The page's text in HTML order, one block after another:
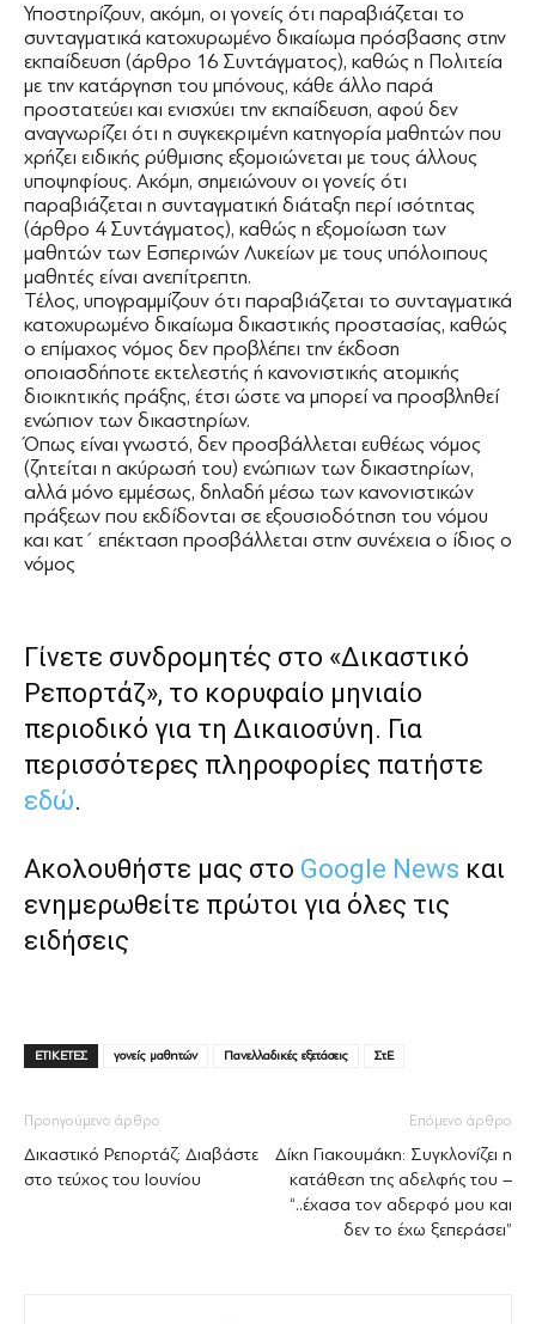
Υποστηρίζουν, ακόμη, οι γονείς ότι παραβιάζεται το
συνταγματικά κατοχυρωμένο δικαίωμα πρόσβασης στην
εκπαίδευση (άρθρο 16 Συντάγματος), καθώς η Πολιτεία
με την κατάργηση του μπόνους, κάθε άλλο παρά
προστατεύει και ενισχύει την εκπαίδευση, αφού δεν
αναγνωρίζει ότι η συγκεκριμένη κατηγορία μαθητών που
χρήζει ειδικής ρύθμισης εξομοιώνεται με τους άλλους
υποψηφίους. Ακόμη, σημειώνουν οι γονείς ότι
παραβιάζεται η συνταγματική διάταξη περί ισότητας
(άρθρο 4 Συντάγματος), καθώς η εξομοίωση των
μαθητών των Εσπερινών Λυκείων με τους υπόλοιπους
μαθητές είναι ανεπίτρεπτη.
Τέλος, υπογραμμίζουν ότι παραβιάζεται το συνταγματικά
κατοχυρωμένο δικαίωμα δικαστικής προστασίας, καθώς
ο επίμαχος νόμος δεν προβλέπει την έκδοση
οποιασδήποτε εκτελεστής ή κανονιστικής ατομικής
διοικητικής πράξης, έτσι ώστε να μπορεί να προσβληθεί
ενώπιον των δικαστηρίων.
Όπως είναι γνωστό, δεν προσβάλλεται ευθέως νόμος
(ζητείται η ακύρωσή του) ενώπιων των δικαστηρίων,
αλλά μόνο εμμέσως, δηλαδή μέσω των κανονιστικών
πράξεων που εκδίδονται σε εξουσιοδότηση του νόμου
και κατ΄ επέκταση προσβάλλεται στην συνέχεια ο ίδιος ο
νόμος
Γίνετε συνδρομητές στο «Δικαστικό
Ρεπορτάζ», το κορυφαίο μηνιαίο
περιοδικό για τη Δικαιοσύνη. Για
περισσότερες πληροφορίες πατήστε
εδώ.
Ακολουθήστε μας στο Google News και
ενημερωθείτε πρώτοι για όλες τις
ειδήσεις
ΕΤΙΚΕΤΕΣ γονείς μαθητών Πανελλαδικές εξετάσεις ΣτΕ
Προηγούμενο άρθρο
Δικαστικό Ρεπορτάζ: Διαβάστε
στο τεύχος του Ιουνίου
Επόμενο άρθρο
Δίκη Γιακουμάκη: Συγκλονίζει η
κατάθεση της αδελφής του –
“..έχασα τον αδερφό μου και
δεν το έχω ξεπεράσει”